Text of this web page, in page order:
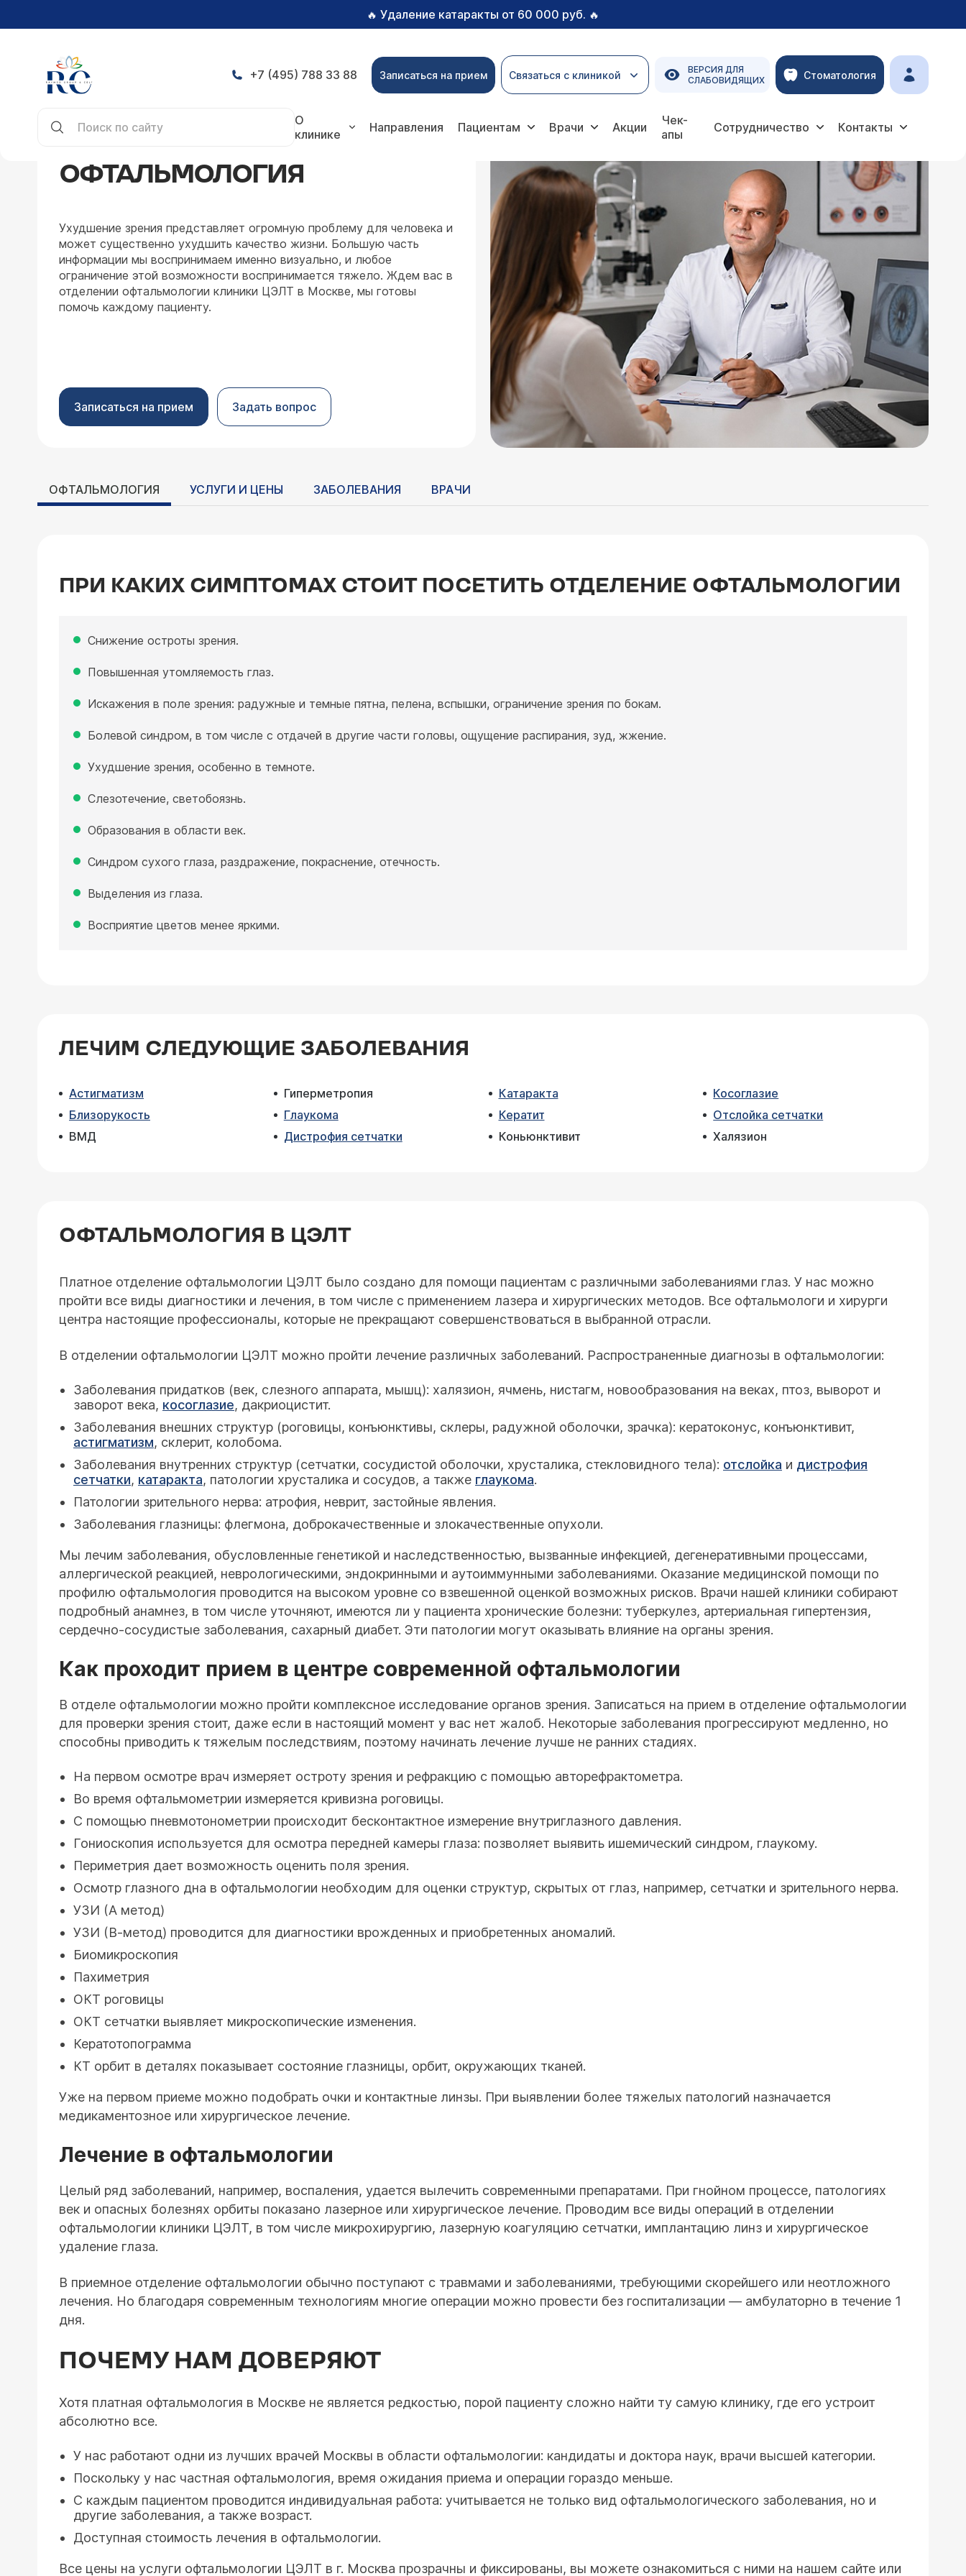
🔥 Удаление катаракты от 60 000 руб. 🔥
+7 (495) 788 33 88 Записаться на прием Связаться с клиникой
ВЕРСИЯ ДЛЯ
СЛАБОВИДЯЩИХ
Стоматология
О
клинике
Направления Пациентам Врачи Акции
Чек-
апы
Сотрудничество Контакты
ОФТАЛЬМОЛОГИЯ
Ухудшение зрения представляет огромную проблему для человека и
может существенно ухудшить качество жизни. Большую часть
информации мы воспринимаем именно визуально, и любое
ограничение этой возможности воспринимается тяжело. Ждем вас в
отделении офтальмологии клиники ЦЭЛТ в Москве, мы готовы
помочь каждому пациенту.
Записаться на прием Задать вопрос
ОФТАЛЬМОЛОГИЯ УСЛУГИ И ЦЕНЫ ЗАБОЛЕВАНИЯ ВРАЧИ
ПРИ КАКИХ СИМПТОМАХ СТОИТ ПОСЕТИТЬ ОТДЕЛЕНИЕ ОФТАЛЬМОЛОГИИ
Снижение остроты зрения.
Повышенная утомляемость глаз.
Искажения в поле зрения: радужные и темные пятна, пелена, вспышки, ограничение зрения по бокам.
Болевой синдром, в том числе с отдачей в другие части головы, ощущение распирания, зуд, жжение.
Ухудшение зрения, особенно в темноте.
Слезотечение, светобоязнь.
Образования в области век.
Синдром сухого глаза, раздражение, покраснение, отечность.
Выделения из глаза.
Восприятие цветов менее яркими.
ЛЕЧИМ СЛЕДУЮЩИЕ ЗАБОЛЕВАНИЯ
Астигматизм
Близорукость
ВМД
Гиперметропия
Глаукома
Дистрофия сетчатки
Катаракта
Кератит
Коньюнктивит
Косоглазие
Отслойка сетчатки
Халязион
ОФТАЛЬМОЛОГИЯ В ЦЭЛТ
Платное отделение офтальмологии ЦЭЛТ было создано для помощи пациентам с различными заболеваниями глаз. У нас можно
пройти все виды диагностики и лечения, в том числе с применением лазера и хирургических методов. Все офтальмологи и хирурги
центра настоящие профессионалы, которые не прекращают совершенствоваться в выбранной отрасли.
В отделении офтальмологии ЦЭЛТ можно пройти лечение различных заболеваний. Распространенные диагнозы в офтальмологии:
Заболевания придатков (век, слезного аппарата, мышц): халязион, ячмень, нистагм, новообразования на веках, птоз, выворот и
заворот века, косоглазие, дакриоцистит.
Заболевания внешних структур (роговицы, конъюнктивы, склеры, радужной оболочки, зрачка): кератоконус, конъюнктивит,
астигматизм, склерит, колобома.
Заболевания внутренних структур (сетчатки, сосудистой оболочки, хрусталика, стекловидного тела): отслойка и дистрофия
сетчатки, катаракта, патологии хрусталика и сосудов, а также глаукома.
Патологии зрительного нерва: атрофия, неврит, застойные явления.
Заболевания глазницы: флегмона, доброкачественные и злокачественные опухоли.
Мы лечим заболевания, обусловленные генетикой и наследственностью, вызванные инфекцией, дегенеративными процессами,
аллергической реакцией, неврологическими, эндокринными и аутоиммунными заболеваниями. Оказание медицинской помощи по
профилю офтальмология проводится на высоком уровне со взвешенной оценкой возможных рисков. Врачи нашей клиники собирают
подробный анамнез, в том числе уточняют, имеются ли у пациента хронические болезни: туберкулез, артериальная гипертензия,
сердечно-сосудистые заболевания, сахарный диабет. Эти патологии могут оказывать влияние на органы зрения.
Как проходит прием в центре современной офтальмологии
В отделе офтальмологии можно пройти комплексное исследование органов зрения. Записаться на прием в отделение офтальмологии
для проверки зрения стоит, даже если в настоящий момент у вас нет жалоб. Некоторые заболевания прогрессируют медленно, но
способны приводить к тяжелым последствиям, поэтому начинать лечение лучше не ранних стадиях.
На первом осмотре врач измеряет остроту зрения и рефракцию с помощью авторефрактометра.
Во время офтальмометрии измеряется кривизна роговицы.
С помощью пневмотонометрии происходит бесконтактное измерение внутриглазного давления.
Гониоскопия используется для осмотра передней камеры глаза: позволяет выявить ишемический синдром, глаукому.
Периметрия дает возможность оценить поля зрения.
Осмотр глазного дна в офтальмологии необходим для оценки структур, скрытых от глаз, например, сетчатки и зрительного нерва.
УЗИ (A метод)
УЗИ (В-метод) проводится для диагностики врожденных и приобретенных аномалий.
Биомикроскопия
Пахиметрия
ОКТ роговицы
ОКТ сетчатки выявляет микроскопические изменения.
Кератотопограмма
КТ орбит в деталях показывает состояние глазницы, орбит, окружающих тканей.
Уже на первом приеме можно подобрать очки и контактные линзы. При выявлении более тяжелых патологий назначается
медикаментозное или хирургическое лечение.
Лечение в офтальмологии
Целый ряд заболеваний, например, воспаления, удается вылечить современными препаратами. При гнойном процессе, патологиях
век и опасных болезнях орбиты показано лазерное или хирургическое лечение. Проводим все виды операций в отделении
офтальмологии клиники ЦЭЛТ, в том числе микрохирургию, лазерную коагуляцию сетчатки, имплантацию линз и хирургическое
удаление глаза.
В приемное отделение офтальмологии обычно поступают с травмами и заболеваниями, требующими скорейшего или неотложного
лечения. Но благодаря современным технологиям многие операции можно провести без госпитализации — амбулаторно в течение 1
дня.
ПОЧЕМУ НАМ ДОВЕРЯЮТ
Хотя платная офтальмология в Москве не является редкостью, порой пациенту сложно найти ту самую клинику, где его устроит
абсолютно все.
У нас работают одни из лучших врачей Москвы в области офтальмологии: кандидаты и доктора наук, врачи высшей категории.
Поскольку у нас частная офтальмология, время ожидания приема и операции гораздо меньше.
С каждым пациентом проводится индивидуальная работа: учитывается не только вид офтальмологического заболевания, но и
другие заболевания, а также возраст.
Доступная стоимость лечения в офтальмологии.
Все цены на услуги офтальмологии ЦЭЛТ в г. Москва прозрачны и фиксированы, вы можете ознакомиться с ними на нашем сайте или